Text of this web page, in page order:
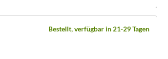
Bestellt, verfügbar in 21-29 Tagen